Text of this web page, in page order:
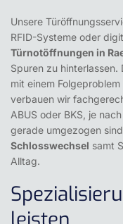
Unsere
RFID-Systeme oder
Türnotöffnungen in
Spuren zu hinterlassen.
mit einem
verbauen wir
ABUS oder BKS, je
gerade umgezogen
Schlosswechsel samt
Alltag.